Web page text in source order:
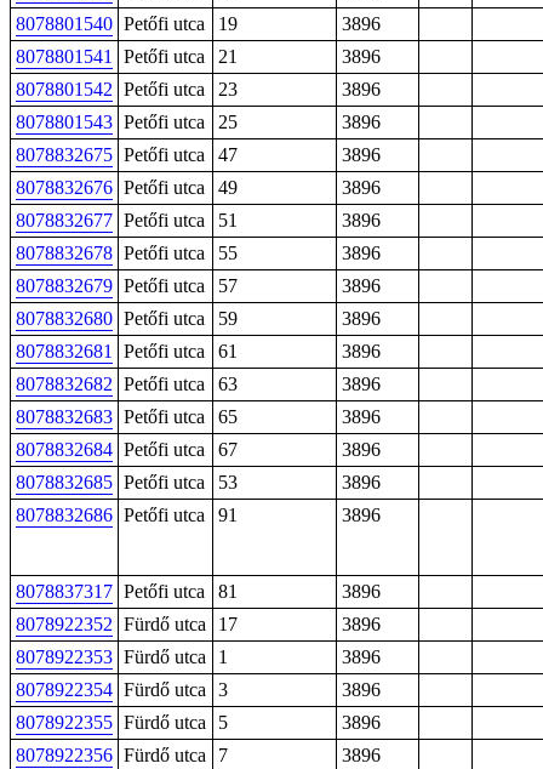
8078801540 Petőfi utca 19
3896
8078801541
Petőfi utca 21
3896
8078801542 Petőfi utca 23
3896
8078801543 Petőfi utca 25
3896
8078832675 Petőfi utca 47
3896
8078832676 Petőfi utca 49
3896
8078832677 Petőfi utca 51
3896
8078832678 Petőfi utca 55
3896
8078832679 Petőfi utca 57
3896
8078832680 Petőfi utca 59
3896
8078832681
Petőfi utca 61
3896
8078832682 Petőfi utca 63
3896
8078832683 Petőfi utca 65
3896
8078832684 Petőfi utca 67
3896
8078832685 Petőfi utca 53
3896
8078832686 Petőfi utca 91 3896
8078837317 Petőfi utca 81
3896
8078922352 Fürdő utca 17
3896
8078922353 Fürdő utca 1
3896
8078922354 Fürdő utca 3
3896
8078922355 Fürdő utca 5
3896
8078922356 Fürdő utca 7
3896